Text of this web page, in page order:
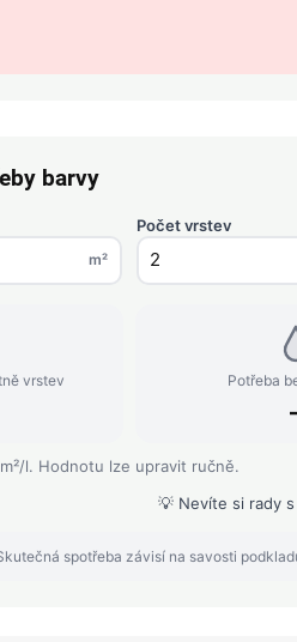
barvy
m²
Počet vrstev
vrstev Potřeba
l. Hodnotu lze upravit ručně.
💡 Nevíte si rady
spotřeba závisí na savosti